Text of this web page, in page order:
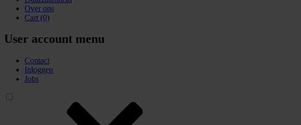
Over ons
Cart (0)
User account menu
Contact
Inloggen
Jobs